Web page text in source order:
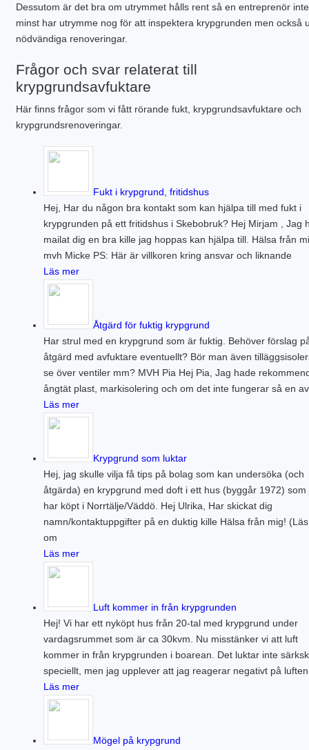
Dessutom är det bra om utrymmet hålls rent så en entreprenör inte
minst har utrymme nog för att inspektera krypgrunden men också
nödvändiga renoveringar.
Frågor och svar relaterat till
krypgrundsavfuktare
Här finns frågor som vi fått rörande fukt, krypgrundsavfuktare och
krypgrundsrenoveringar.
Fukt i krypgrund, fritidshus
Hej, Har du någon bra kontakt som kan hjälpa till med fukt i
krypgrunden på ett fritidshus i Skebobruk? Hej Mirjam , Jag
mailat dig en bra kille jag hoppas kan hjälpa till. Hälsa från
mvh Micke PS: Här är villkoren kring ansvar och liknande
Läs mer
Åtgärd för fuktig krypgrund
Har strul med en krypgrund som är fuktig. Behöver förslag
åtgärd med avfuktare eventuellt? Bör man även
se över ventiler mm? MVH Pia Hej Pia, Jag hade
ångtät plast, markisolering och om det inte fungerar så en
Läs mer
Krypgrund som luktar
Hej, jag skulle vilja få tips på bolag som kan undersöka (och
åtgärda) en krypgrund med doft i ett hus (byggår 1972) som
har köpt i Norrtälje/Väddö. Hej Ulrika, Har skickat dig
namn/kontaktuppgifter på en duktig kille Hälsa från mig!
om
Läs mer
Luft kommer in från krypgrunden
Hej! Vi har ett nyköpt hus från 20-tal med krypgrund under
vardagsrummet som är ca 30kvm. Nu misstänker vi att luft
kommer in från krypgrunden i boarean. Det luktar inte
speciellt, men jag upplever att jag reagerar negativt på
Läs mer
Mögel på krypgrund